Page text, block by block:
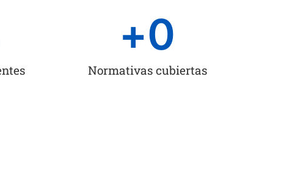
Normativas cubiertas
+0